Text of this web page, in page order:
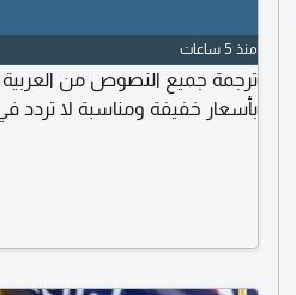
منذ 5 ساعات
ترجمة جميع النصوص من العربية
بأسعار خفيفة ومناسبة لا تردد